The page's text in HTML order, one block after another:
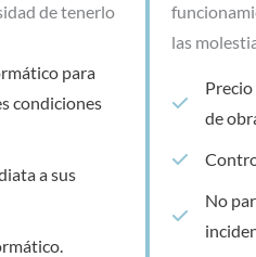
de tenerlo
para
condiciones
a sus
las
de
No